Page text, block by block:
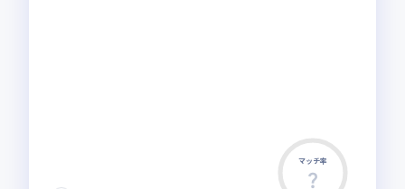
マッチ率